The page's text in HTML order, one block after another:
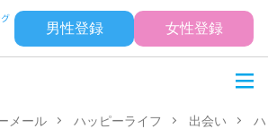
男性登録 女性登録
メール ハッピーライフ 出会い